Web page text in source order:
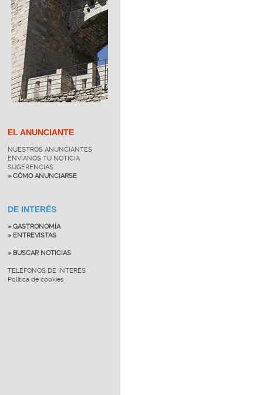
EL ANUNCIANTE
NUESTROS ANUNCIANTES
ENVÍANOS TU NOTICIA
SUGERENCIAS
» CÓMO ANUNCIARSE
DE INTERÉS
» GASTRONOMÍA
» ENTREVISTAS
» BUSCAR NOTICIAS
TELÉFONOS DE INTERÉS
Política de cookies